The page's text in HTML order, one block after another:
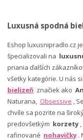
Luxusná spodná
Eshop luxusnipradlo.cz
špecializovali na
priania ďalších
všetky kategórie. U nás
bielizeň značiek ako
Naturana, Obsessive ,
chvíle sa pozrite na
predovšetkým korzety ,
rafinované nohavičky .